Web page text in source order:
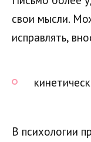
свои мысли.
исправлять,
В психологии